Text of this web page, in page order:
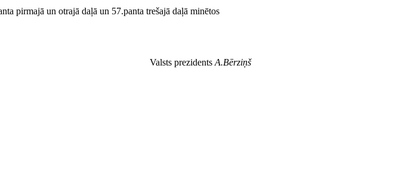
pirmajā un otrajā daļā un 57.panta trešajā daļā minētos
Valsts prezidents A.Bērziņš